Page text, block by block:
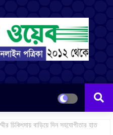
চিকিৎসায় বাড়িয়ে দিন সহযোগীতার হাত